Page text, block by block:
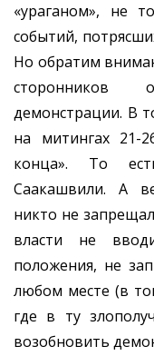
«ураганом», не
событий,
Но обратим
сторонников
демонстрации. В
на митингах 21-
конца». То
Саакашвили. А
никто не
власти не
положения, не
любом месте (в
где в ту
возобновить